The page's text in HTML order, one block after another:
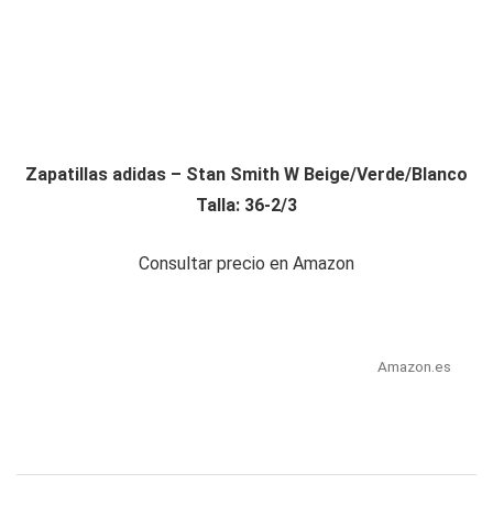
Zapatillas adidas – Stan Smith W Beige/Verde/Blanco
Talla: 36-2/3
Consultar precio en Amazon
Amazon.es